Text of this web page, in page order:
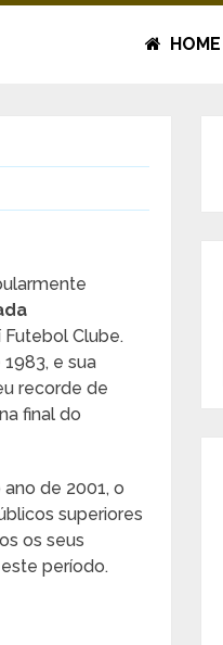
HOME
Clube.
e sua
recorde de
final do
de 2001, o
superiores
os seus
período.